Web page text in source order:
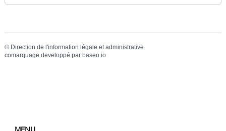
© Direction de l'information légale et administrative
comarquage developpé par baseo.io